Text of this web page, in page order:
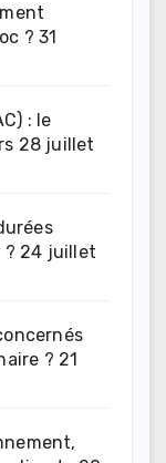
? 31
: le
28 juillet
? 24 juillet
? 21